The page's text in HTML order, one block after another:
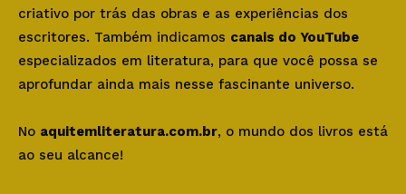
criativo por trás das obras e as experiências dos
escritores. Também indicamos canais do YouTube
especializados em literatura, para que você possa se
aprofundar ainda mais nesse fascinante universo.
No aquitemliteratura.com.br, o mundo dos livros está
ao seu alcance!